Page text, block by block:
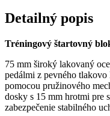
Detailný popis
Tréningový štartovný
75 mm široký lakovaný
pedálmi z pevného
pomocou pružinového
dosky s 15 mm hrotmi pre
zabezpečenie stabilného